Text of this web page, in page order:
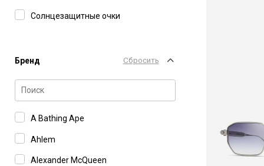
Солнцезащитные очки
Бренд Сбросить
A Bathing Ape
Ahlem
Alexander McQueen